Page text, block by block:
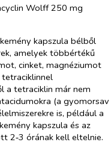
Wolff 250 mg
kapszula bélből
amelyek többértékű
cinket, magnéziumot
a tetraciklin már nem
(a gyomorsav
is, például a
kapszula és az
2‑3 órának kell eltelnie.